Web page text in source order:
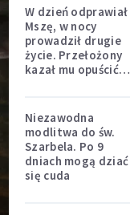
W dzień odprawiał
Mszę, w nocy
prowadził drugie
życie. Przełożony
kazał mu opuścić
Niezawodna
modlitwa do św.
Szarbela. Po 9
dniach mogą dziać
się cuda